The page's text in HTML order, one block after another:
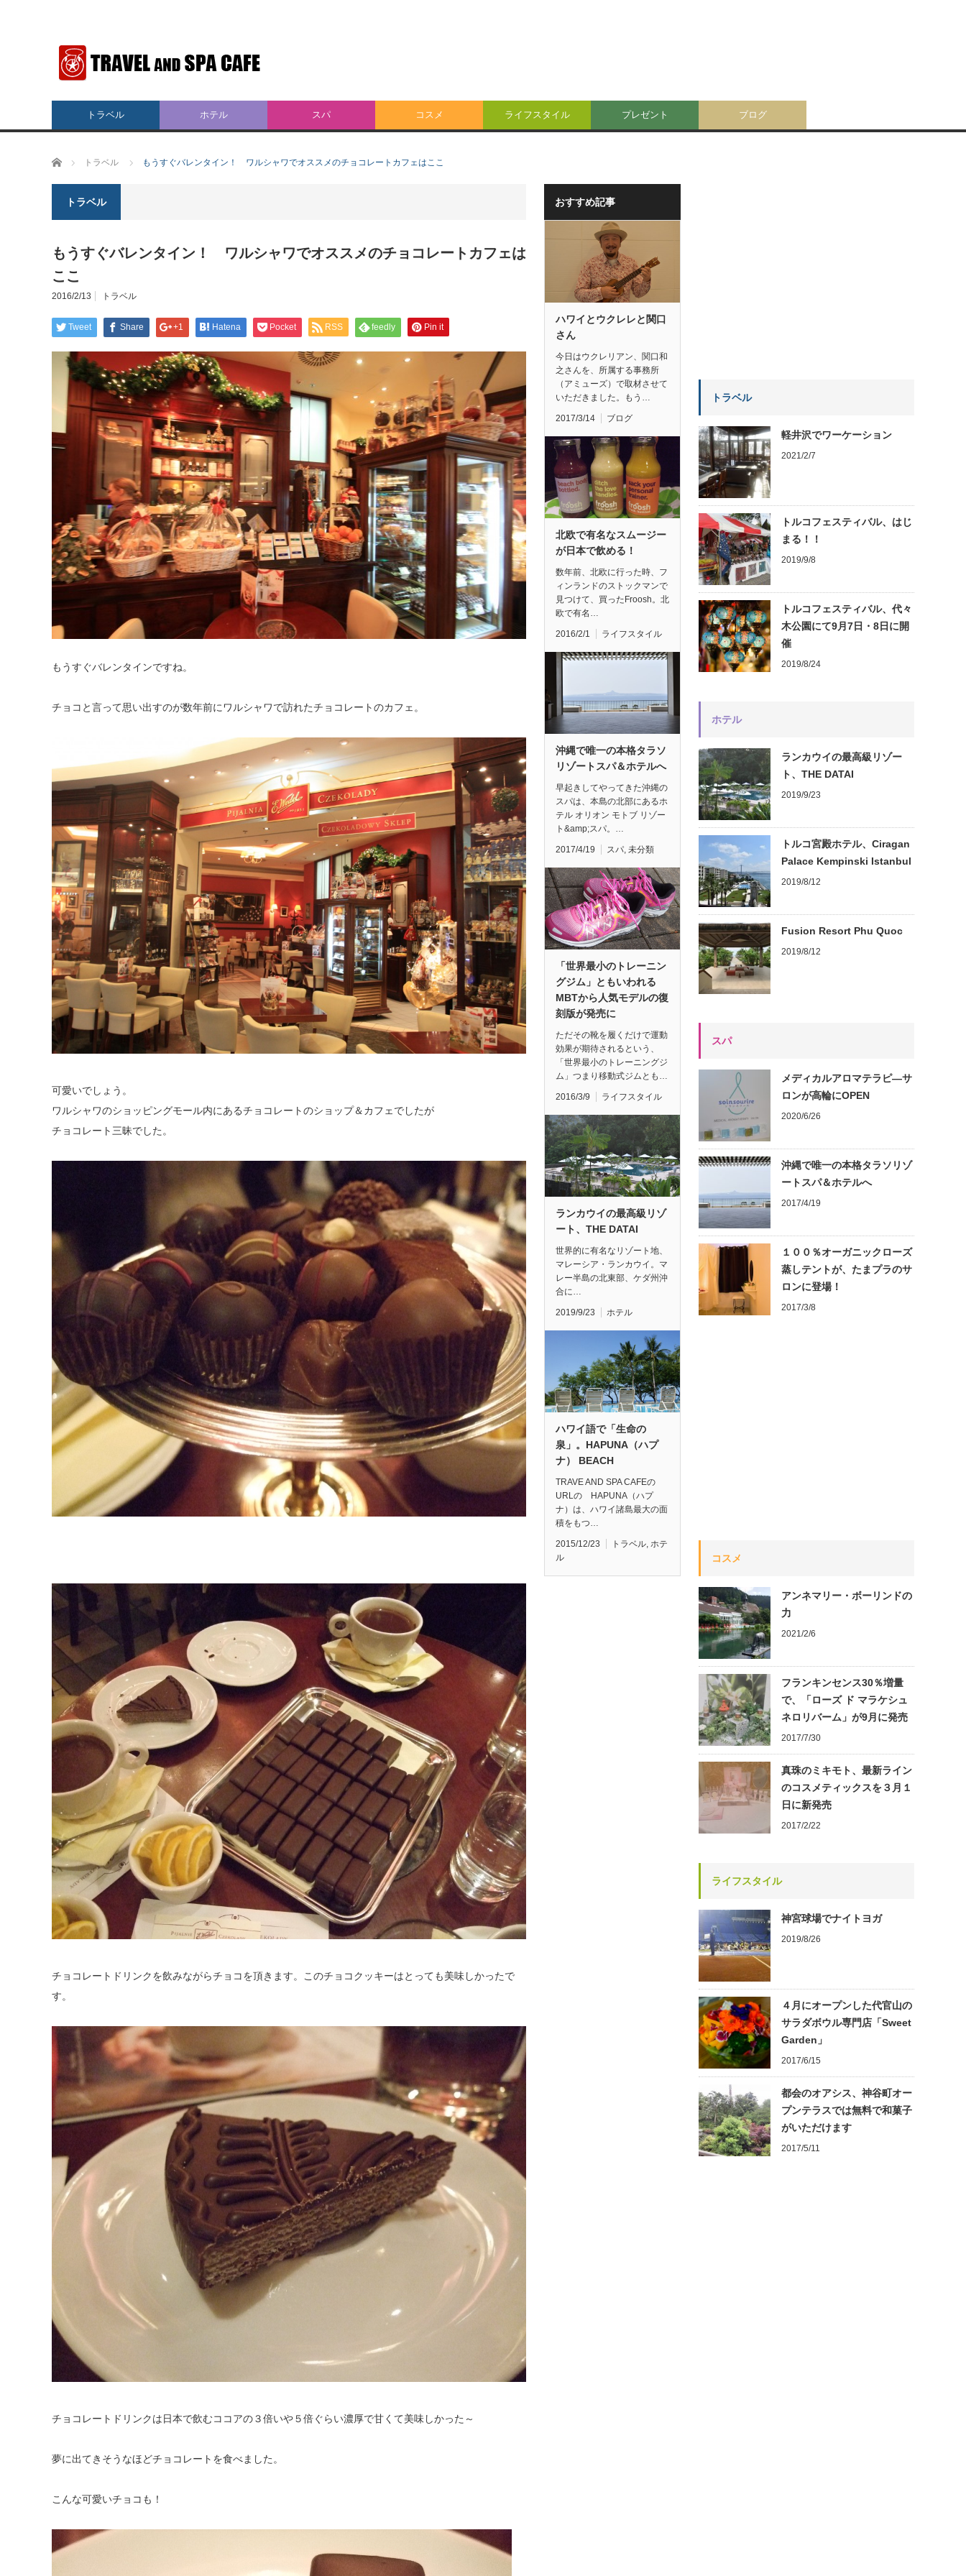
トラベル ホテル スパ コスメ ライフスタイル プレゼント ブログ
ホーム トラベル もうすぐバレンタイン！ ワルシャワでオススメのチョコレートカフェはここ
トラベル
もうすぐバレンタイン！ ワルシャワでオススメのチョコレートカフェは
ここ
2016/2/13 トラベル
Tweet Share +1 Hatena Pocket RSS feedly Pin it
もうすぐバレンタインですね。
チョコと言って思い出すのが数年前にワルシャワで訪れたチョコレートのカフェ。
可愛いでしょう。
ワルシャワのショッピングモール内にあるチョコレートのショップ＆カフェでしたが
チョコレート三昧でした。
チョコレートドリンクを飲みながらチョコを頂きます。このチョコクッキーはとっても美味しかったで
す。
チョコレートドリンクは日本で飲むココアの３倍いや５倍ぐらい濃厚で甘くて美味しかった～
夢に出てきそうなほどチョコレートを食べました。
こんな可愛いチョコも！
おすすめ記事
ハワイとウクレレと関口
さん
今日はウクレリアン、関口和
之さんを、所属する事務所
（アミューズ）で取材させて
いただきました。もう…
2017/3/14 ブログ
北欧で有名なスムージー
が日本で飲める！
数年前、北欧に行った時、フ
ィンランドのストックマンで
見つけて、買ったFroosh。北
欧で有名…
2016/2/1 ライフスタイル
沖縄で唯一の本格タラソ
リゾートスパ＆ホテルへ
早起きしてやってきた沖縄の
スパは、本島の北部にあるホ
テル オリオン モトブ リゾー
ト&amp;スパ。…
2017/4/19 スパ, 未分類
「世界最小のトレーニン
グジム」ともいわれる
MBTから人気モデルの復
刻版が発売に
ただその靴を履くだけで運動
効果が期待されるという、
「世界最小のトレーニングジ
ム」つまり移動式ジムとも…
2016/3/9 ライフスタイル
ランカウイの最高級リゾ
ート、THE DATAI
世界的に有名なリゾート地、
マレーシア・ランカウイ。マ
レー半島の北東部、ケダ州沖
合に…
2019/9/23 ホテル
ハワイ語で「生命の
泉」。HAPUNA（ハプ
ナ） BEACH
TRAVE AND SPA CAFEの
URLの HAPUNA（ハプ
ナ）は、ハワイ諸島最大の面
積をもつ…
2015/12/23 トラベル ホテ
ル
トラベル
軽井沢でワーケーション
2021/2/7
トルコフェスティバル、はじ
まる！！
2019/9/8
トルコフェスティバル、代々
木公園にて9月7日・8日に開
催
2019/8/24
ホテル
ランカウイの最高級リゾー
ト、THE DATAI
2019/9/23
トルコ宮殿ホテル、Ciragan
Palace Kempinski Istanbul
2019/8/12
Fusion Resort Phu Quoc
2019/8/12
スパ
メディカルアロマテラピ―サ
ロンが高輪にOPEN
2020/6/26
沖縄で唯一の本格タラソリゾ
ートスパ＆ホテルへ
2017/4/19
１００％オーガニックローズ
蒸しテントが、たまプラのサ
ロンに登場！
2017/3/8
コスメ
アンネマリー・ボーリンドの
力
2021/2/6
フランキンセンス30％増量
で、「ローズ ド マラケシュ
ネロリバーム」が9月に発売
2017/7/30
真珠のミキモト、最新ライン
のコスメティックスを３月１
日に新発売
2017/2/22
ライフスタイル
神宮球場でナイトヨガ
2019/8/26
４月にオープンした代官山の
サラダボウル専門店「Sweet
Garden」
2017/6/15
都会のオアシス、神谷町オー
プンテラスでは無料で和菓子
がいただけます
2017/5/11